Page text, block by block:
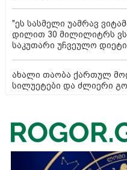
"ეს სასმელი უამრავ
დილით 30 მილილიტრს
საკუთარი უჩვეულო
ახალი თაობა ქართულ
სილუეტები და ძლიერი